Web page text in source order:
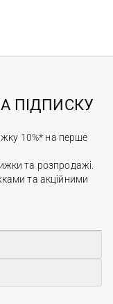
ПІДПИСКУ
10%* на перше
та розпродажі.
та акційними